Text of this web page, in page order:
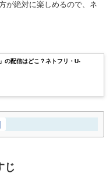
が絶対に楽しめるので、ネ
の配信はどこ？ネトフリ・U-
じ